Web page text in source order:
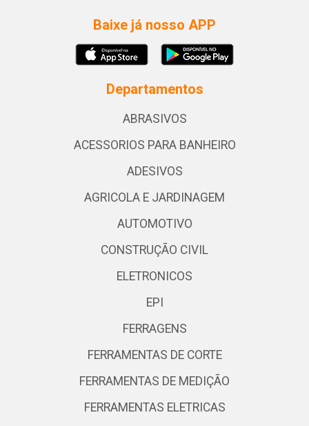
Baixe já nosso APP
Departamentos
ABRASIVOS
ACESSORIOS PARA BANHEIRO
ADESIVOS
AGRICOLA E JARDINAGEM
AUTOMOTIVO
CONSTRUÇÃO CIVIL
ELETRONICOS
EPI
FERRAGENS
FERRAMENTAS DE CORTE
FERRAMENTAS DE MEDIÇÃO
FERRAMENTAS ELETRICAS